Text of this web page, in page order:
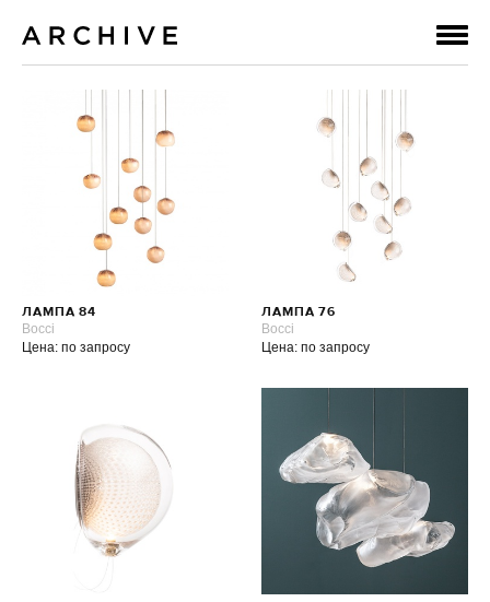
ЛАМПА 84
Bocci
Цена: по запросу
ЛАМПА 76
Bocci
Цена: по запросу